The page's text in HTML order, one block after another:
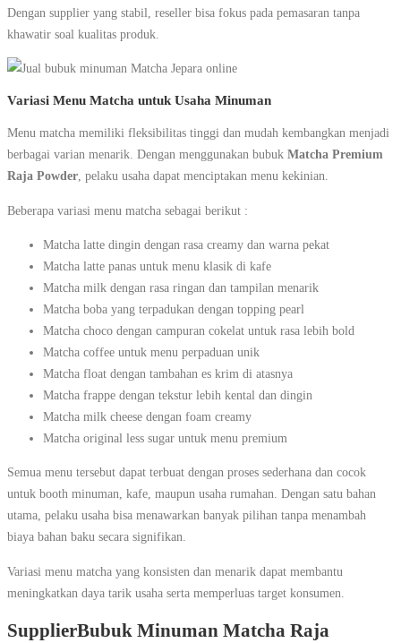
Dengan supplier yang stabil, reseller bisa fokus pada pemasaran tanpa
khawatir soal kualitas produk.
Variasi Menu Matcha untuk Usaha Minuman
Menu matcha memiliki fleksibilitas tinggi dan mudah kembangkan menjadi
berbagai varian menarik. Dengan menggunakan bubuk Matcha Premium
Raja Powder, pelaku usaha dapat menciptakan menu kekinian.
Beberapa variasi menu matcha sebagai berikut :
Matcha latte dingin dengan rasa creamy dan warna pekat
Matcha latte panas untuk menu klasik di kafe
Matcha milk dengan rasa ringan dan tampilan menarik
Matcha boba yang terpadukan dengan topping pearl
Matcha choco dengan campuran cokelat untuk rasa lebih bold
Matcha coffee untuk menu perpaduan unik
Matcha float dengan tambahan es krim di atasnya
Matcha frappe dengan tekstur lebih kental dan dingin
Matcha milk cheese dengan foam creamy
Matcha original less sugar untuk menu premium
Semua menu tersebut dapat terbuat dengan proses sederhana dan cocok
untuk booth minuman, kafe, maupun usaha rumahan. Dengan satu bahan
utama, pelaku usaha bisa menawarkan banyak pilihan tanpa menambah
biaya bahan baku secara signifikan.
Variasi menu matcha yang konsisten dan menarik dapat membantu
meningkatkan daya tarik usaha serta memperluas target konsumen.
SupplierBubuk Minuman Matcha Raja